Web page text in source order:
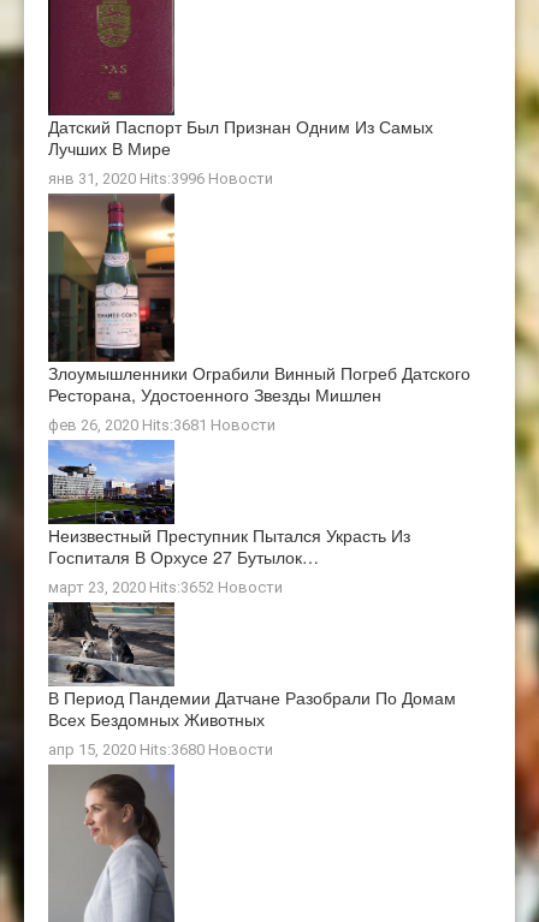
Датский Паспорт Был Признан Одним Из Самых
Лучших В Мире
янв 31, 2020 Hits:3996 Новости
Злоумышленники Ограбили Винный Погреб Датского
Ресторана, Удостоенного Звезды Мишлен
фев 26, 2020 Hits:3681 Новости
Неизвестный Преступник Пытался Украсть Из
Госпиталя В Орхусе 27 Бутылок…
март 23, 2020 Hits:3652 Новости
В Период Пандемии Датчане Разобрали По Домам
Всех Бездомных Животных
апр 15, 2020 Hits:3680 Новости